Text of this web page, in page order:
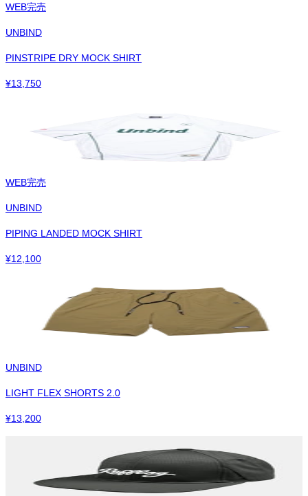
WEB完売
UNBIND
PINSTRIPE DRY MOCK SHIRT
¥13,750
WEB完売
UNBIND
PIPING LANDED MOCK SHIRT
¥12,100
UNBIND
LIGHT FLEX SHORTS 2.0
¥13,200